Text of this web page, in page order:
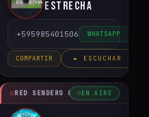
Estrecha
+595985401506 WHATSAPP
COMPARTIR ► ESCUCHAR
RED SENDERO CRISTIANO
EN AIRE